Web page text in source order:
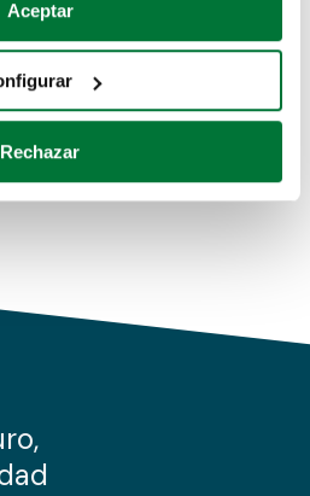
sobre su ubicación geográfica
analizándolo activamente
específicas (huellas
sobre cómo se procesan sus
haga del sitio web con
sociales, publicidad y análisis
Aceptar
Rechazar